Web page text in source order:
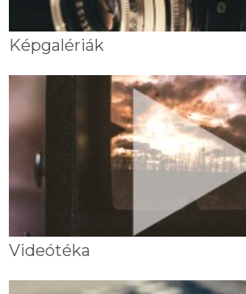
Képgalériák
Videótéka